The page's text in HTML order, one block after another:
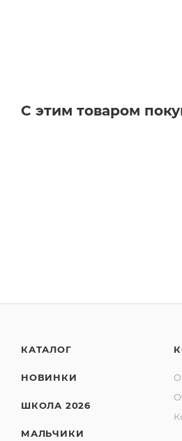
С этим товаром
КАТАЛОГ
НОВИНКИ
ШКОЛА 2026
МАЛЬЧИКИ
О